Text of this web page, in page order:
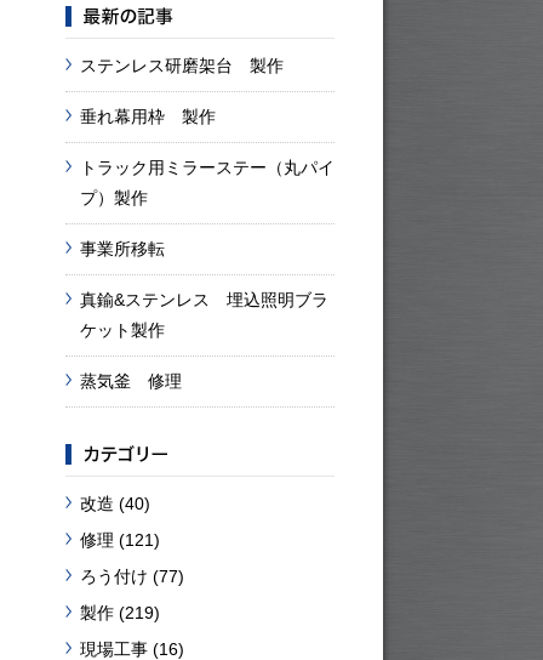
ステンレス研磨架台 製作
垂れ幕用枠 製作
トラック用ミラーステー（丸パイ
プ）製作
事業所移転
真鍮&ステンレス 埋込照明ブラ
ケット製作
蒸気釜 修理
改造 (40)
修理 (121)
ろう付け (77)
製作 (219)
現場工事 (16)